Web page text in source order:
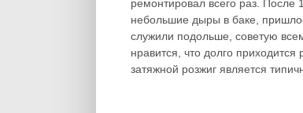
ремонтировал всего раз. После
небольшие дыры в баке,
служили подольше, советую
нравится, что долго
затяжной розжиг является